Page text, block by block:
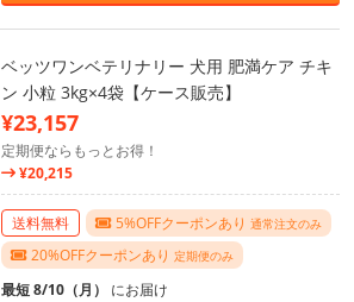
ベッツワンベテリナリー 犬用 肥満ケア チキ
ン 小粒 3kg×4袋【ケース販売】
¥23,157
定期便ならもっとお得！
¥20,215
送料無料 5%OFFクーポンあり 通常注文のみ
20%OFFクーポンあり 定期便のみ
最短 8/10（月） にお届け